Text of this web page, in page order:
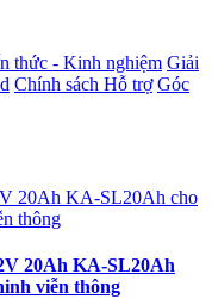
thức - Kinh nghiệm Giải
Chính sách Hỗ trợ Góc
20Ah KA-SL20Ah
viễn thông